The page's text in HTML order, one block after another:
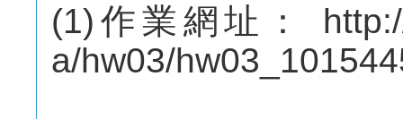
(1)作業網址：
a/hw03/